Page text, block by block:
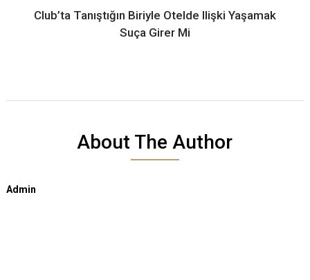
Club’ta Tanıştığın Biriyle Otelde Ilişki Yaşamak
Suça Girer Mi
About The Author
Admin